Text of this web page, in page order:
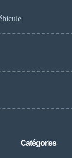
Catégories